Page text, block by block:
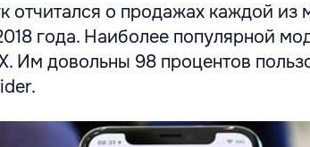
отчитался о продажах каждой из
года. Наиболее популярной
Им довольны 98 процентов